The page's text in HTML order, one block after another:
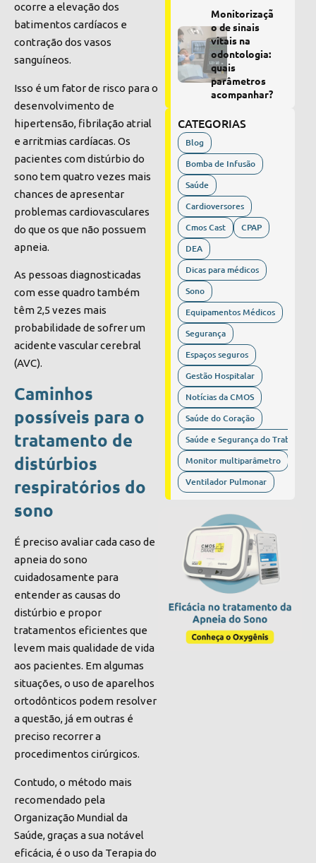
ocorre a elevação dos
batimentos cardíacos e
contração dos vasos
sanguíneos.
Isso é um fator de risco para o
desenvolvimento de
hipertensão, fibrilação atrial
e arritmias cardíacas. Os
pacientes com distúrbio do
sono tem quatro vezes mais
chances de apresentar
problemas cardiovasculares
do que os que não possuem
apneia.
As pessoas diagnosticadas
com esse quadro também
têm 2,5 vezes mais
probabilidade de sofrer um
acidente vascular cerebral
(AVC).
Caminhos
possíveis para o
tratamento de
distúrbios
respiratórios do
sono
É preciso avaliar cada caso de
apneia do sono
cuidadosamente para
entender as causas do
distúrbio e propor
tratamentos eficientes que
levem mais qualidade de vida
aos pacientes. Em algumas
situações, o uso de aparelhos
ortodônticos podem resolver
a questão, já em outras é
preciso recorrer a
procedimentos cirúrgicos.
Contudo, o método mais
recomendado pela
Organização Mundial da
Saúde, graças a sua notável
eficácia, é o uso da Terapia do
Monitorizaçã
o de sinais
vitais na
odontologia:
quais
parâmetros
acompanhar?
CATEGORIAS
Blog
Bomba de Infusão
Saúde
Cardioversores
Cmos Cast
CPAP
DEA
Dicas para médicos
Sono
Equipamentos Médicos
Segurança
Espaços seguros
Gestão Hospitalar
Notícias da CMOS
Saúde do Coração
Saúde e Segurança do Trabalho
Monitor multiparâmetro
Ventilador Pulmonar